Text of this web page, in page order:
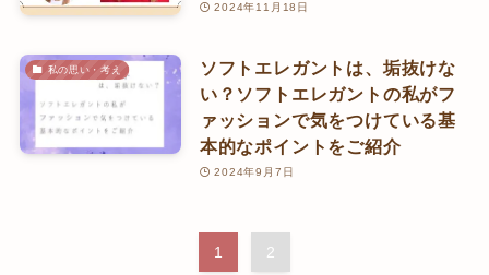
2024年11月18日
私の思い・考え
ソフトエレガントは、垢抜けな
い？ソフトエレガントの私がフ
ァッションで気をつけている基
本的なポイントをご紹介
2024年9月7日
1 2